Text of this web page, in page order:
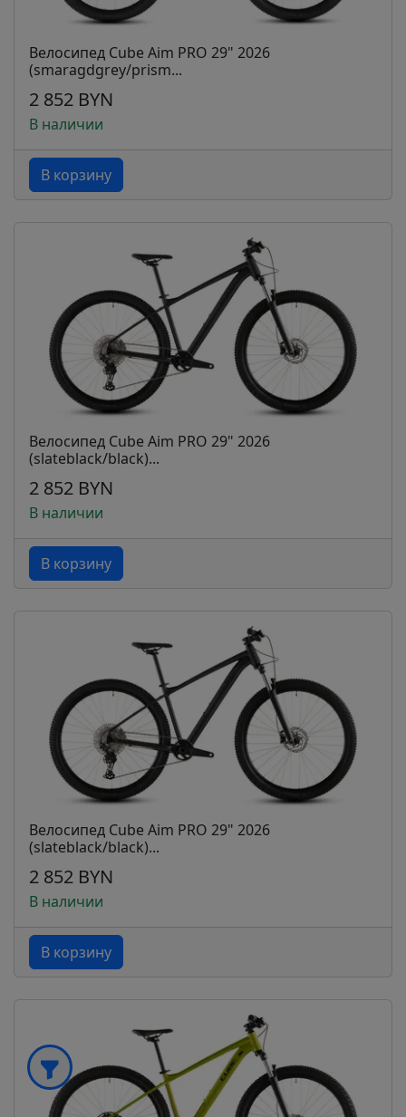
Велосипед Cube Aim PRO 29" 2026
(smaragdgrey/prism...
2 852 BYN
В наличии
В корзину
Велосипед Cube Aim PRO 29" 2026
(slateblack/black)...
2 852 BYN
В наличии
В корзину
Велосипед Cube Aim PRO 29" 2026
(slateblack/black)...
2 852 BYN
В наличии
В корзину